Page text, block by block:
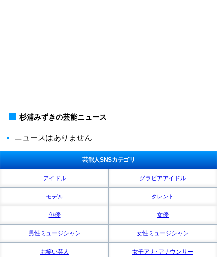
杉浦みずきの芸能ニュース
ニュースはありません
芸能人SNSカテゴリ
アイドル グラビアアイドル
モデル タレント
俳優 女優
男性ミュージシャン 女性ミュージシャン
お笑い芸人 女子アナ･アナウンサー